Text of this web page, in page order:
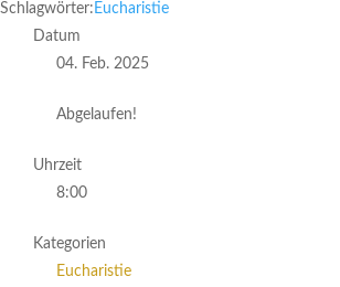
Schlagwörter: Eucharistie
Datum
04. Feb. 2025
Abgelaufen!
Uhrzeit
8:00
Kategorien
Eucharistie